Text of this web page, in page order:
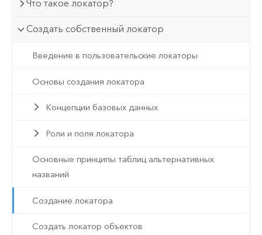
Что такое локатор?
Создать собственный локатор
Введение в пользовательские локаторы
Основы создания локатора
Концепции базовых данных
Роли и поля локатора
Основные принципы таблиц альтернативных
названий
Создание локатора
Создать локатор объектов